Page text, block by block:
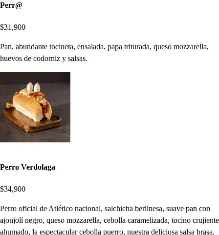
Perr@
$31,900
Pan, abundante tocineta, ensalada, papa triturada, queso mozzarella,
huevos de codorniz y salsas.
Perro Verdolaga
$34,900
Perro oficial de Atlético nacional, salchicha berlinesa, suave pan con
ajonjolí negro, queso mozzarella, cebolla caramelizada, tocino crujiente
ahumado, la espectacular cebolla puerro, nuestra deliciosa salsa brasa,